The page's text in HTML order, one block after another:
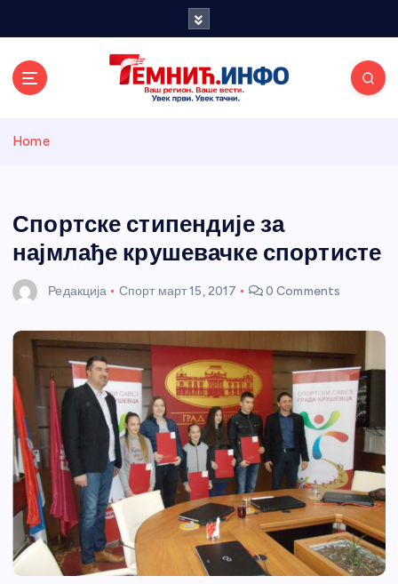
и портал
Home
Спортске стипендије за
најмлађе крушевачке спортисте
Редакција Спорт март 15, 2017 0 Comments